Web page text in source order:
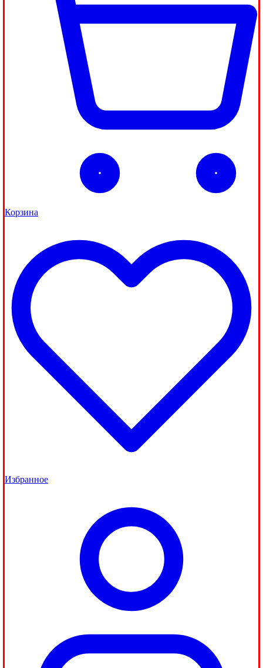
Корзина
Избранное